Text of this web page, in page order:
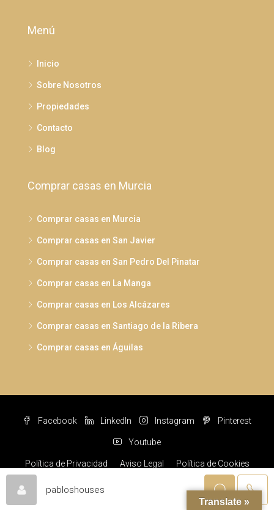
Menú
Inicio
Sobre Nosotros
Propiedades
Contacto
Blog
Comprar casas en Murcia
Comprar casas en Murcia
Comprar casas en San Javier
Comprar casas en San Pedro Del Pinatar
Comprar casas en La Manga
Comprar casas en Los Alcázares
Comprar casas en Santiago de la Ribera
Comprar casas en Águilas
Facebook LinkedIn Instagram Pinterest
Youtube
Política de Privacidad Aviso Legal Política de Cookies
© Pabloshouses © 2022 Todos los derechos reservados
pabloshouses
Translate »